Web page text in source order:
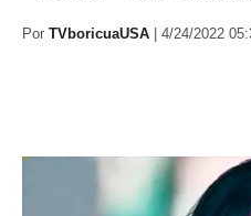
Por TVboricuaUSA 4/24/2022